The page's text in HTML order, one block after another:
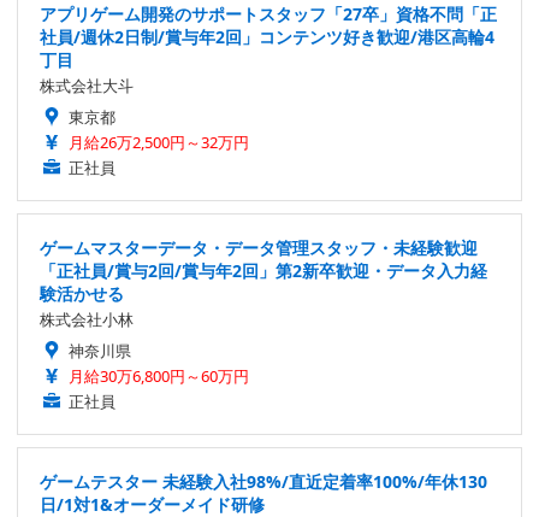
アプリゲーム開発のサポートスタッフ「27卒」資格不問「正
社員/週休2日制/賞与年2回」コンテンツ好き歓迎/港区高輪4
丁目
株式会社大斗
東京都
月給26万2,500円～32万円
正社員
ゲームマスターデータ・データ管理スタッフ・未経験歓迎
「正社員/賞与2回/賞与年2回」第2新卒歓迎・データ入力経
験活かせる
株式会社小林
神奈川県
月給30万6,800円～60万円
正社員
ゲームテスター 未経験入社98%/直近定着率100%/年休130
日/1対1&オーダーメイド研修